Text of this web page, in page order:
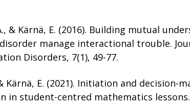
& Kärnä, E. (2016). Building mutual
manage interactional trouble.
Disorders, 7(1), 49-77.
Kärnä, E. (2021). Initiation and decision-
student-centred mathematics lessons.